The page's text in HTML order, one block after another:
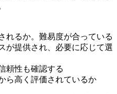
れるか。難易度が合っている
が提供され、必要に応じて選
頼性も確認する
ら高く評価されているか